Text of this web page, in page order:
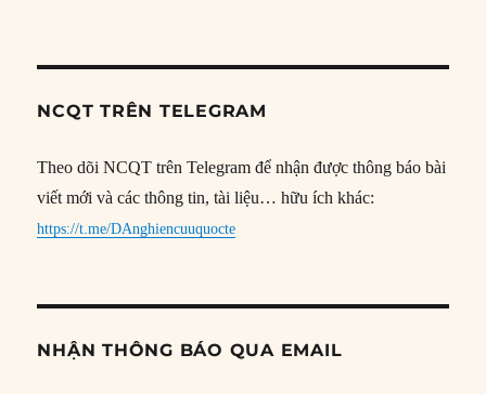
NCQT TRÊN TELEGRAM
Theo dõi NCQT trên Telegram để nhận được thông báo bài
viết mới và các thông tin, tài liệu… hữu ích khác:
https://t.me/DAnghiencuuquocte
NHẬN THÔNG BÁO QUA EMAIL